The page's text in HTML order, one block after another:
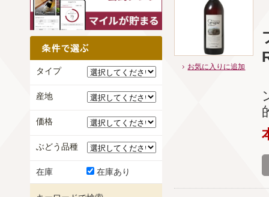
お気に入りに追加
タイプ
産地
価格
ぶどう品種
在庫 在庫あり